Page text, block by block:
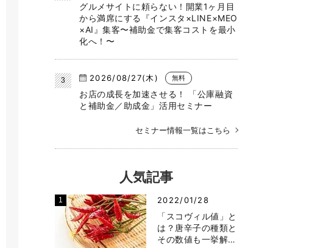
グルメサイトに頼らない！開業1ヶ月目
から満席にする『インスタ×LINE×MEO
×AI』集客〜補助金で集客コストを最小
化へ！〜
2026/08/27(木) 無料
お店の成長を加速させる！ 「公庫融資
と補助金／助成金」活用セミナー
セミナー情報一覧はこちら
人気記事
2022/01/28
「スコヴィル値」と
は？唐辛子の種類と
その数値も一挙解…